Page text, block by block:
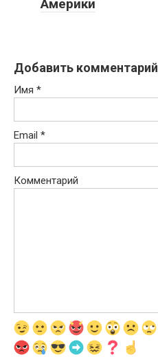
Америки
Добавить комментарий
Имя *
Email *
Комментарий